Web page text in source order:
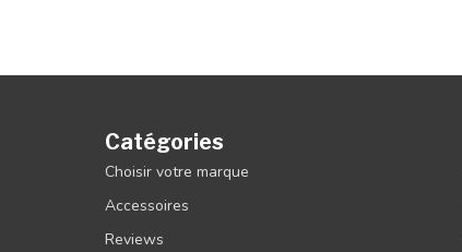
Catégories
Choisir votre marque
Accessoires
Reviews